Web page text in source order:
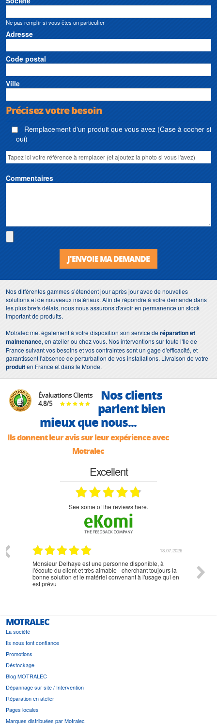
Ne pas remplir si vous êtes un particulier
Adresse
Code postal
Ville
Précisez votre besoin
Remplacement d'un produit que vous avez (Case à cocher si
oui)
Commentaires
J'ENVOIE MA DEMANDE
Nos différentes gammes s’étendent jour après jour avec de nouvelles
solutions et de nouveaux matériaux. Afin de répondre à votre demande dans
les plus brefs délais, nous nous assurons d'avoir en permanence un stock
important de produits.
Motralec met également à votre disposition son service deréparation et
maintenance, en atelier ou chez vous. Nos interventions sur toute l'Ile de
France suivant vos besoins et vos contraintes sont un gage d'efficacité, et
garantissent l'absence de perturbation de vos installations. Livraison de votre
produiten France et dans le Monde.
Évaluations Clients
4.8/5
Nos clients
parlent bien
mieux que nous...
Ils donnent leur avis sur leur expérience avec
Motralec
Excellent
see some of the reviews here.
18.07.2026
Monsieur Delhaye est une personne disponible, à
l'écoute du client et très aimable - cherchant toujours la
bonne solution et le matériel convenant à l'usage qui en
est prévu
MOTRALEC
La société
Ils nous font confiance
Promotions
Déstockage
Blog MOTRALEC
Dépannage sur site / Intervention
Réparation en atelier
Pages locales
Marques distribuées par Motralec